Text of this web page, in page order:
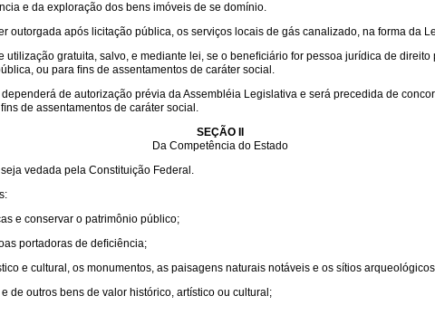
e da exploração dos bens imóveis de se domínio.
outorgada após licitação pública, os serviços locais de gás canalizado, na forma da
gratuita, salvo, e mediante lei, se o beneﬁciário for pessoa jurídica de
ou para ﬁns de assentamentos de caráter social.
de autorização prévia da Assembléia Legislativa e será precedida de
de assentamentos de caráter social.
SEÇÃO II
Da Competência do Estado
vedada pela Constituição Federal.
e conservar o patrimônio público;
portadoras de deﬁciência;
e cultural, os monumentos, as paisagens naturais notáveis e os sítios
de outros bens de valor histórico, artístico ou cultural;